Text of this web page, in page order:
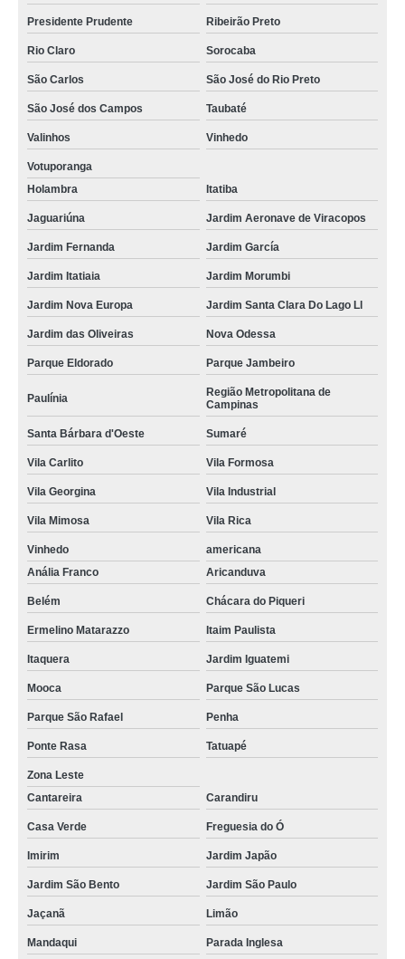
Presidente Prudente Ribeirão Preto
Rio Claro Sorocaba
São Carlos São José do Rio Preto
São José dos Campos Taubaté
Valinhos Vinhedo
Votuporanga
Holambra
Itatiba
Jaguariúna Jardim Aeronave de Viracopos
Jardim Fernanda Jardim García
Jardim Itatiaia Jardim Morumbi
Jardim Nova Europa Jardim Santa Clara Do Lago Ll
Jardim das Oliveiras Nova Odessa
Parque Eldorado Parque Jambeiro
Paulínia
Região Metropolitana de
Campinas
Santa Bárbara d'Oeste Sumaré
Vila Carlito Vila Formosa
Vila Georgina Vila Industrial
Vila Mimosa Vila Rica
Vinhedo
americana
Anália Franco
Aricanduva
Belém Chácara do Piqueri
Ermelino Matarazzo Itaim Paulista
Itaquera Jardim Iguatemi
Mooca Parque São Lucas
Parque São Rafael Penha
Ponte Rasa Tatuapé
Zona Leste
Cantareira
Carandiru
Casa Verde Freguesia do Ó
Imirim Jardim Japão
Jardim São Bento Jardim São Paulo
Jaçanã Limão
Mandaqui Parada Inglesa